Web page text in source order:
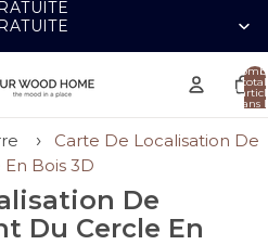
total
dans
Carte De Localisation De
Bois 3D
De
Du Cercle En